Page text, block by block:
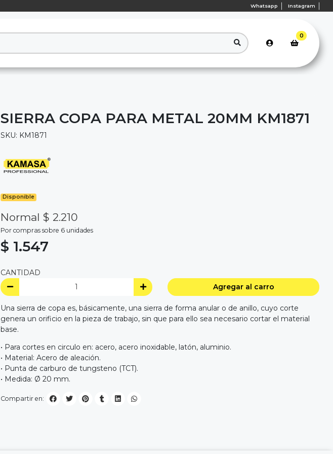
Whatsapp Instagram
0
SIERRA COPA PARA METAL 20MM KM1871
SKU: KM1871
Disponible
Normal $ 2.210
Por compras sobre 6 unidades
$ 1.547
CANTIDAD
Agregar al carro
Una sierra de copa es, básicamente, una sierra de forma anular o de anillo, cuyo corte
genera un orificio en la pieza de trabajo, sin que para ello sea necesario cortar el material
base.
• Para cortes en circulo en: acero, acero inoxidable, latón, aluminio.
• Material: Acero de aleación.
• Punta de carburo de tungsteno (TCT).
• Medida: Ø 20 mm.
Compartir en: